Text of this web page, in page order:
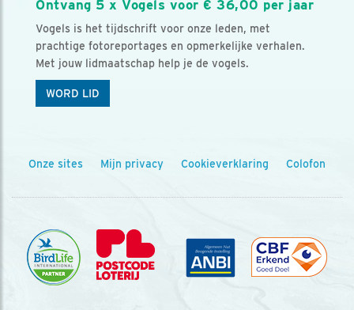
Ontvang 5 x Vogels voor € 36,00 per jaar
Vogels is het tijdschrift voor onze leden, met
prachtige fotoreportages en opmerkelijke verhalen.
Met jouw lidmaatschap help je de vogels.
WORD LID
Onze sites Mijn privacy Cookieverklaring Colofon